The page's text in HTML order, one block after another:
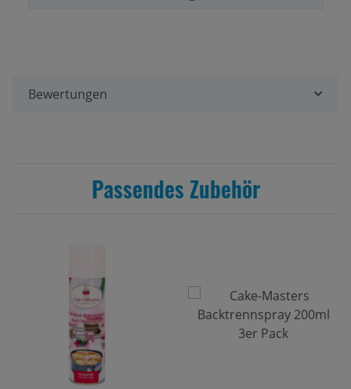
Bewertungen
Passendes Zubehör